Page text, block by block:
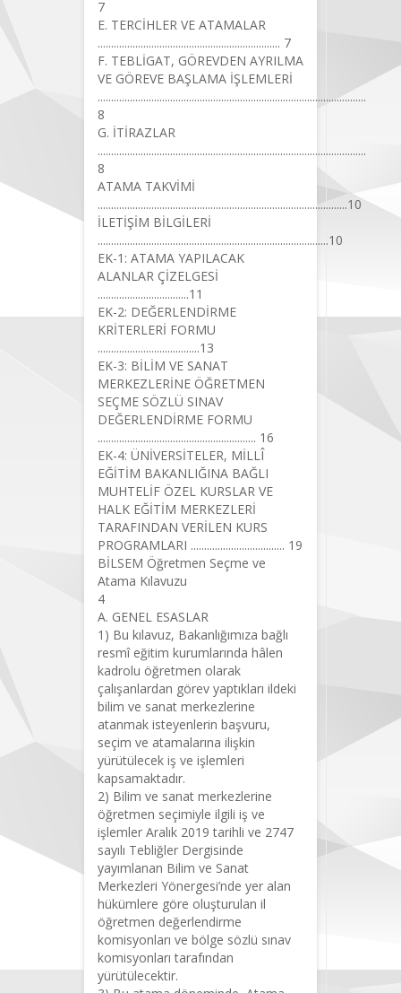
7
E. TERCİHLER VE ATAMALAR
.................................................................... 7
F. TEBLİGAT, GÖREVDEN AYRILMA
VE GÖREVE BAŞLAMA İŞLEMLERİ
....................................................................................................
8
G. İTİRAZLAR
....................................................................................................
8
ATAMA TAKVİMİ
.............................................................................................10
İLETİŞİM BİLGİLERİ
......................................................................................10
EK-1: ATAMA YAPILACAK
ALANLAR ÇİZELGESİ
..................................11
EK-2: DEĞERLENDİRME
KRİTERLERİ FORMU
......................................13
EK-3: BİLİM VE SANAT
MERKEZLERİNE ÖĞRETMEN
SEÇME SÖZLÜ SINAV
DEĞERLENDİRME FORMU
........................................................... 16
EK-4: ÜNİVERSİTELER, MİLLÎ
EĞİTİM BAKANLIĞINA BAĞLI
MUHTELİF ÖZEL KURSLAR VE
HALK EĞİTİM MERKEZLERİ
TARAFINDAN VERİLEN KURS
PROGRAMLARI ................................... 19
BİLSEM Öğretmen Seçme ve
Atama Kılavuzu
4
A. GENEL ESASLAR
1) Bu kılavuz, Bakanlığımıza bağlı
resmî eğitim kurumlarında hâlen
kadrolu öğretmen olarak
çalışanlardan görev yaptıkları ildeki
bilim ve sanat merkezlerine
atanmak isteyenlerin başvuru,
seçim ve atamalarına ilişkin
yürütülecek iş ve işlemleri
kapsamaktadır.
2) Bilim ve sanat merkezlerine
öğretmen seçimiyle ilgili iş ve
işlemler Aralık 2019 tarihli ve 2747
sayılı Tebliğler Dergisinde
yayımlanan Bilim ve Sanat
Merkezleri Yönergesi’nde yer alan
hükümlere göre oluşturulan il
öğretmen değerlendirme
komisyonları ve bölge sözlü sınav
komisyonları tarafından
yürütülecektir.